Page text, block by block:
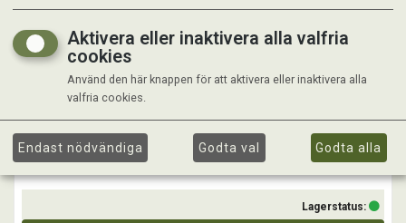
...
Kr 259,00
Lagerstatus:
Aktivera eller inaktivera alla valfria
cookies
Använd den här knappen för att aktivera eller inaktivera alla
valfria cookies.
Endast nödvändiga Godta val Godta alla